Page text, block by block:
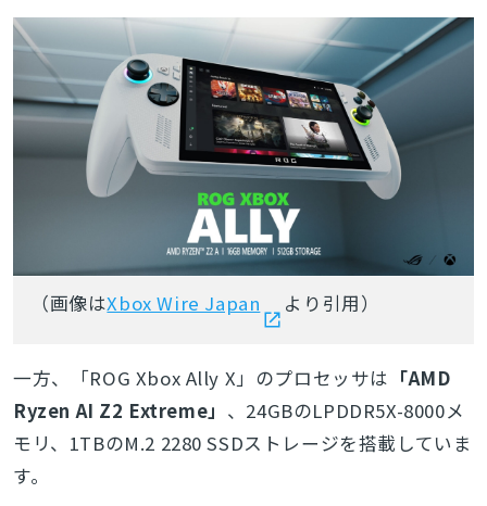
（画像はXbox Wire Japan より引用）
一方、「ROG Xbox Ally X」のプロセッサは 「AMD
Ryzen AI Z2 Extreme」 、24GBのLPDDR5X-8000メ
モリ、1TBのM.2 2280 SSDストレージを搭載していま
す。